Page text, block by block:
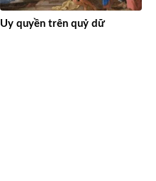
Uy quyền trên quỷ dữ